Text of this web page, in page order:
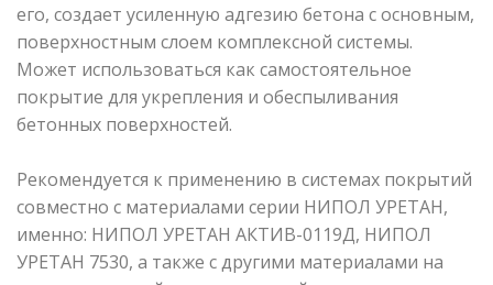
его, создает усиленную адгезию бетона с основным,
поверхностным слоем комплексной системы.
Может использоваться как самостоятельное
покрытие для укрепления и обеспыливания
бетонных поверхностей.
Рекомендуется к применению в системах покрытий
совместно с материалами серии НИПОЛ УРЕТАН,
именно: НИПОЛ УРЕТАН АКТИВ-0119Д, НИПОЛ
УРЕТАН 7530, а также с другими материалами на